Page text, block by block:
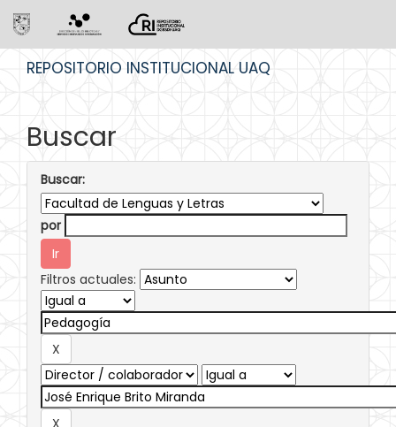
REPOSITORIO INSTITUCIONAL UAQ
Buscar
Buscar:
por
Filtros actuales: